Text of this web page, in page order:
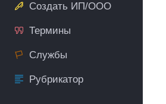
Создать ИП/ООО
Термины
Службы
Рубрикатор